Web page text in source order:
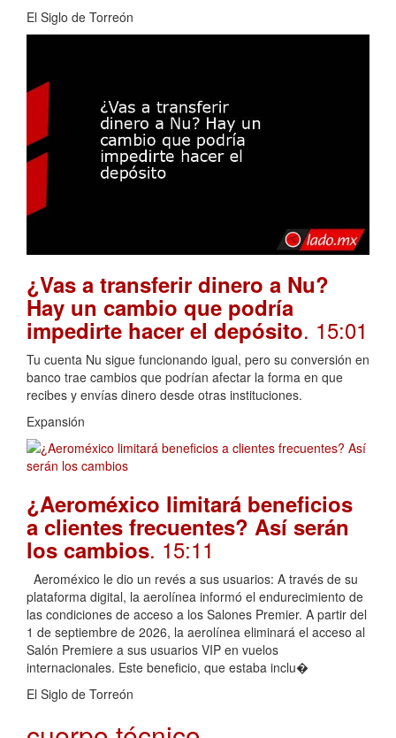
El Siglo de Torreón
¿Vas a transferir dinero a Nu?
Hay un cambio que podría
impedirte hacer el depósito. 15:01
Tu cuenta Nu sigue funcionando igual, pero su conversión en
banco trae cambios que podrían afectar la forma en que
recibes y envías dinero desde otras instituciones.
Expansión
¿Aeroméxico limitará beneficios
a clientes frecuentes? Así serán
los cambios. 15:11
Aeroméxico le dio un revés a sus usuarios: A través de su
plataforma digital, la aerolínea informó el endurecimiento de
las condiciones de acceso a los Salones Premier. A partir del
1 de septiembre de 2026, la aerolínea eliminará el acceso al
Salón Premiere a sus usuarios VIP en vuelos
internacionales. Este beneficio, que estaba inclu�
El Siglo de Torreón